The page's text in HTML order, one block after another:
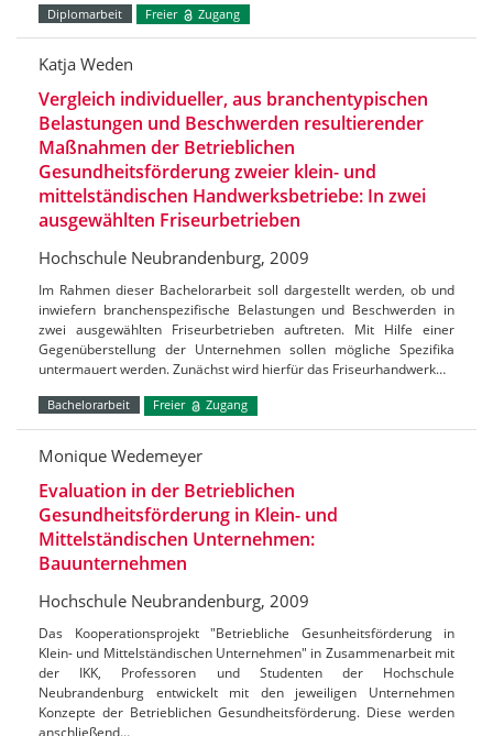
Diplomarbeit Freier Zugang
Katja Weden
Vergleich individueller, aus branchentypischen
Belastungen und Beschwerden resultierender
Maßnahmen der Betrieblichen
Gesundheitsförderung zweier klein- und
mittelständischen Handwerksbetriebe: In zwei
ausgewählten Friseurbetrieben
Hochschule Neubrandenburg, 2009
Im Rahmen dieser Bachelorarbeit soll dargestellt werden, ob und
inwiefern branchenspezifische Belastungen und Beschwerden in
zwei ausgewählten Friseurbetrieben auftreten. Mit Hilfe einer
Gegenüberstellung der Unternehmen sollen mögliche Spezifika
untermauert werden. Zunächst wird hierfür das Friseurhandwerk…
Bachelorarbeit Freier Zugang
Monique Wedemeyer
Evaluation in der Betrieblichen
Gesundheitsförderung in Klein- und
Mittelständischen Unternehmen:
Bauunternehmen
Hochschule Neubrandenburg, 2009
Das Kooperationsprojekt "Betriebliche Gesunheitsförderung in
Klein- und Mittelständischen Unternehmen" in Zusammenarbeit mit
der IKK, Professoren und Studenten der Hochschule
Neubrandenburg entwickelt mit den jeweiligen Unternehmen
Konzepte der Betrieblichen Gesundheitsförderung. Diese werden
anschließend…